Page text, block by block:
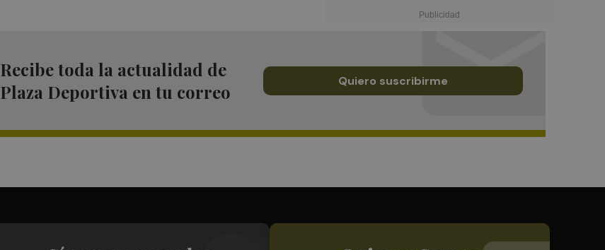
Recibe toda la actualidad de
Plaza Deportiva en tu correo
Quiero suscribirme